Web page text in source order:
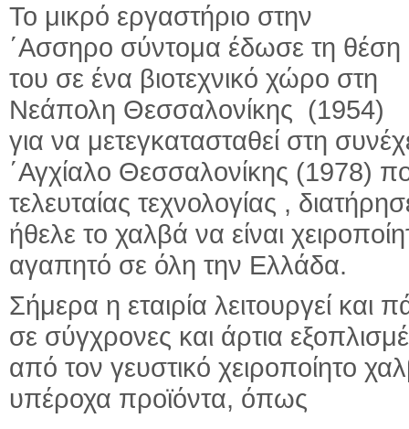
Το μικρό εργαστήριο στην
΄Ασσηρο σύντομα έδωσε τη θέση
του σε ένα βιοτεχνικό χώρο στη
Νεάπολη Θεσσαλονίκης (1954)
για να μετεγκατασταθεί στη
΄Αγχίαλο Θεσσαλονίκης (1978)
τελευταίας τεχνολογίας ,
ήθελε το χαλβά να είναι
αγαπητό σε όλη την Ελλάδα.
Σήμερα η εταιρία λειτουργεί και
σε σύγχρονες και άρτια
από τον γευστικό χειροποίητο
υπέροχα προϊόντα, όπως